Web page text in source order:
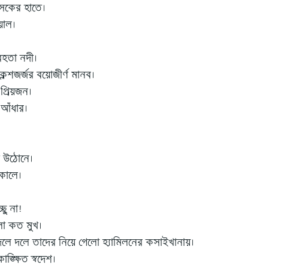
হাতে।
নদী।
বয়োজীর্ণ মানব।
না!
কত মুখ।
দলে তাদের নিয়ে গেলো হ্যামিলনের কসাইখানায়।
স্বদেশ।